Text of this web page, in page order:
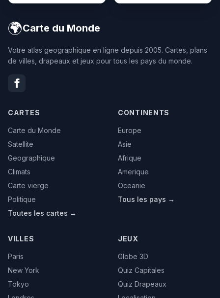
🌍Carte du Monde
Votre atlas geographique en ligne depuis 2005. Cartes, plans
de villes, drapeaux et jeux pour tous les pays du monde.
CARTES
Carte du Monde
Satellite
Geographique
Climats
Carte vierge
Politique
Toutes les cartes →
CONTINENTS
Europe
Asie
Afrique
Amerique
Oceanie
Tous les pays →
VILLES
Paris
New York
Tokyo
JEUX
Globe 3D
Quiz Capitales
Quiz Drapeaux